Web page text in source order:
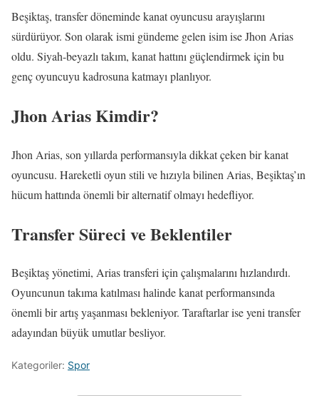
Beşiktaş, transfer döneminde kanat oyuncusu arayışlarını
sürdürüyor. Son olarak ismi gündeme gelen isim ise Jhon Arias
oldu. Siyah-beyazlı takım, kanat hattını güçlendirmek için bu
genç oyuncuyu kadrosuna katmayı planlıyor.
Jhon Arias Kimdir?
Jhon Arias, son yıllarda performansıyla dikkat çeken bir kanat
oyuncusu. Hareketli oyun stili ve hızıyla bilinen Arias, Beşiktaş’ın
hücum hattında önemli bir alternatif olmayı hedefliyor.
Transfer Süreci ve Beklentiler
Beşiktaş yönetimi, Arias transferi için çalışmalarını hızlandırdı.
Oyuncunun takıma katılması halinde kanat performansında
önemli bir artış yaşanması bekleniyor. Taraftarlar ise yeni transfer
adayından büyük umutlar besliyor.
Kategoriler: Spor